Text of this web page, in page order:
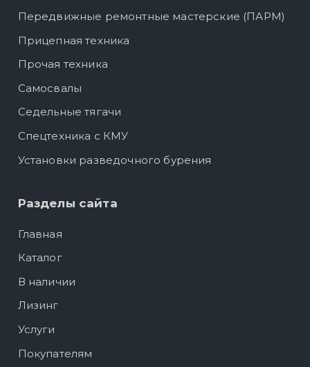
Передвижные ремонтные мастерские (ПАРМ)
Прицепная техника
Прочая техника
Самосвалы
Седельные тягачи
Спецтехника с КМУ
Установки разведочного бурения
Разделы сайта
Главная
Каталог
В наличии
Лизинг
Услуги
Покупателям